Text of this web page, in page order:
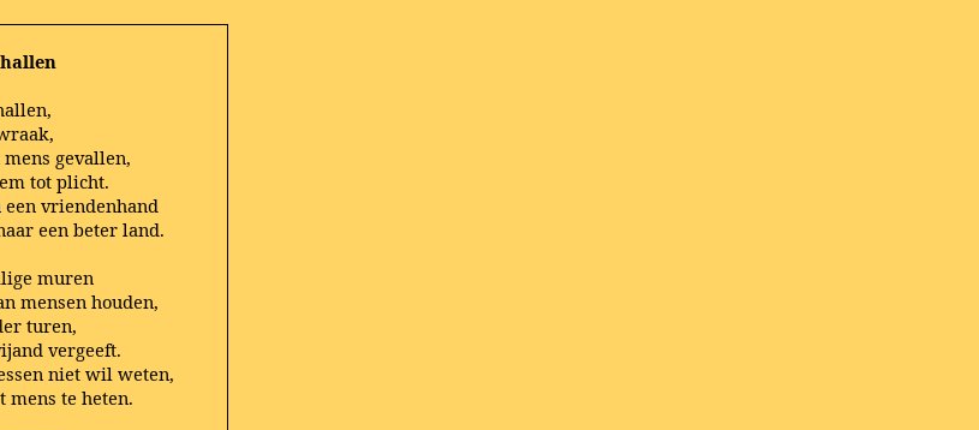
gevallen,
tot plicht.
een vriendenhand
een beter land.
muren
mensen houden,
turen,
vergeeft.
niet wil weten,
mens te heten.